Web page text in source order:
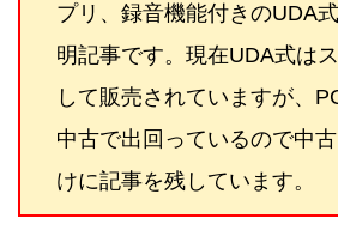
プリ、録音機能付きのUDA
明記事です。現在UDA式は
して販売されていますが、
中古で出回っているので中
けに記事を残しています。